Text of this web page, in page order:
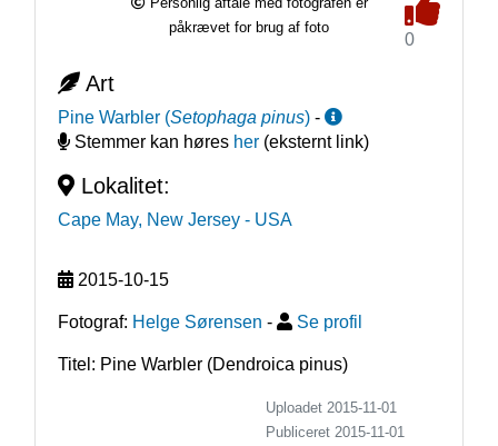
påkrævet for brug af foto
0
Art
Pine Warbler (Setophaga pinus) -
Stemmer kan høres her(eksternt link)
Lokalitet:
Cape May, New Jersey - USA
2015-10-15
Fotograf: Helge Sørensen - Se profil
Titel: Pine Warbler (Dendroica pinus)
Uploadet 2015-11-01
Publiceret 2015-11-01